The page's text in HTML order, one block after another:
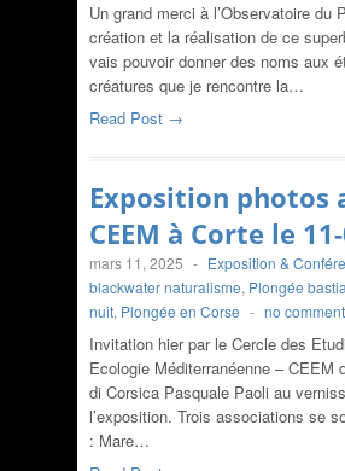
Un grand merci à l’Observatoire du
création et la réalisation de ce
vais pouvoir donner des noms aux
créatures que je rencontre la…
Read Post →
Exposition photos
CEEM à Corte le
mars 11, 2025 - Exposition &
blackwater naturalisme, Plongée bastia
nuit, Plongée en Corse - no
Invitation hier par le Cercle des
Ecologie Méditerranéenne – CEEM
di Corsica Pasquale Paoli au
l’exposition. Trois associations se
: Mare…